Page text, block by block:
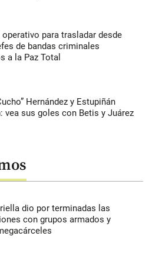
para trasladar desde
de bandas criminales
a la Paz Total
Hernández y Estupiñán
vea sus goles con Betis y Juárez
dio por terminadas las
con grupos armados y